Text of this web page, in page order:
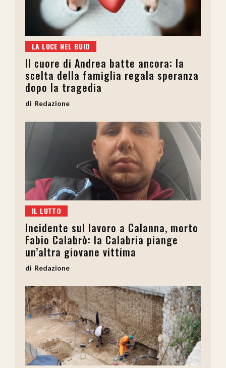
LA LUCE NEL BUIO
Il cuore di Andrea batte ancora: la
scelta della famiglia regala speranza
dopo la tragedia
Redazione
IL LUTTO
Incidente sul lavoro a Calanna, morto
Fabio Calabrò: la Calabria piange
un’altra giovane vittima
Redazione